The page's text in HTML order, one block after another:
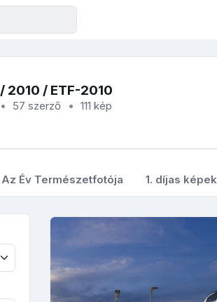
/ 2010 / ETF-2010
57 szerző 111 kép
Az Év Természetfotója 1. díjas képek